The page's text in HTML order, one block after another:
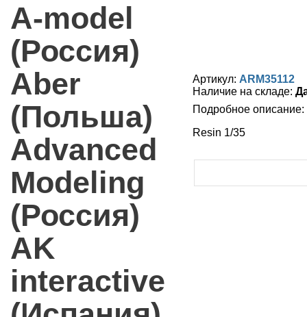
A-model
(Россия)
Aber
(Польша)
Advanced
Modeling
(Россия)
AK
interactive
Артикул: ARM35112
Наличие на складе:
Подробное описание:
Resin 1/35